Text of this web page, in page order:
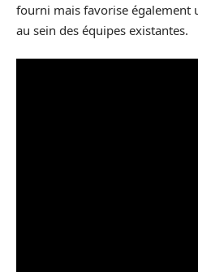
fourni mais favorise également
au sein des équipes existantes.